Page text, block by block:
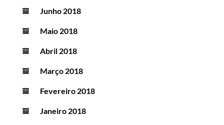
Junho 2018
Maio 2018
Abril 2018
Março 2018
Fevereiro 2018
Janeiro 2018